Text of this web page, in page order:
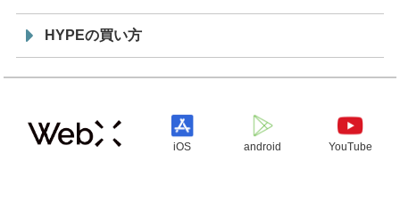
HYPEの買い方
iOS android YouTube